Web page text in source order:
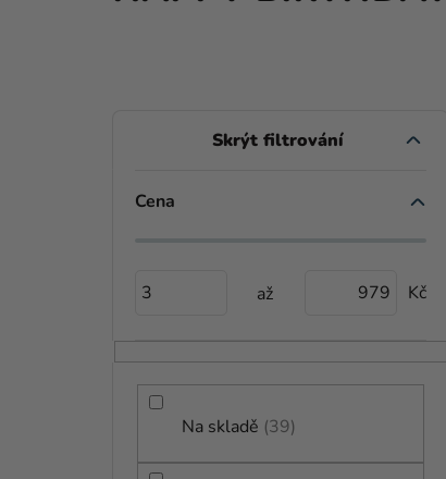
N
Cena
3 979
Na skladě 39
V
I
S